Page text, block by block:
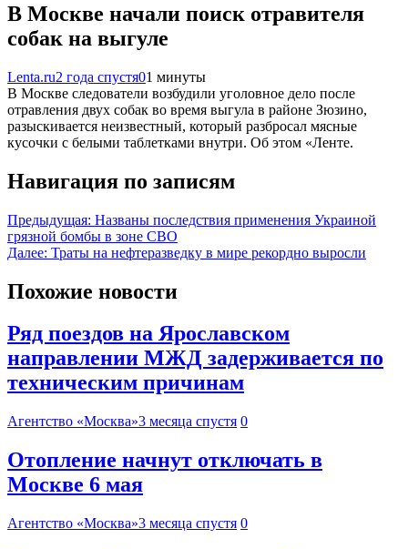
В Москве начали поиск отравителя
собак на выгуле
Lenta.ru2 года спустя01 минуты
В Москве следователи возбудили уголовное дело после
отравления двух собак во время выгула в районе Зюзино,
разыскивается неизвестный, который разбросал мясные
кусочки с белыми таблетками внутри. Об этом «Ленте.
Навигация по записям
Предыдущая: Названы последствия применения Украиной
грязной бомбы в зоне СВО
Далее: Траты на нефтеразведку в мире рекордно выросли
Похожие новости
Ряд поездов на Ярославском
направлении МЖД задерживается по
техническим причинам
Агентство «Москва»3 месяца спустя 0
Отопление начнут отключать в
Москве 6 мая
Агентство «Москва»3 месяца спустя 0